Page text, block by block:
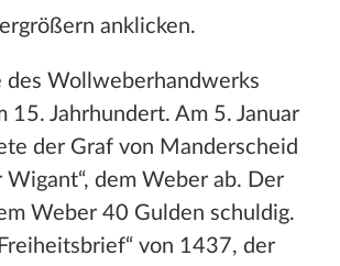
Publikationen
Blog
Impressum
Datenschutz
anklicken.
des Wollweberhandwerks
15. Jahrhundert. Am 5. Januar
der Graf von Manderscheid
dem Weber ab. Der
Weber 40 Gulden schuldig.
von 1437, der